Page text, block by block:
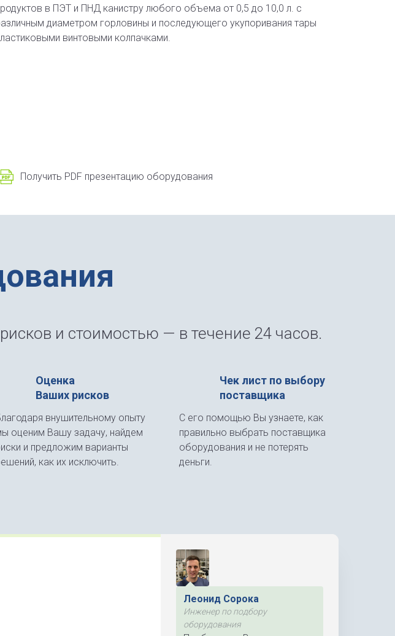
в ПЭТ и ПНД канистру любого объема от 0,5 до 10,0 л. с
диаметром горловины и последующего укупоривания тары
винтовыми колпачками.
Получить PDF презентацию оборудования
и стоимостью — в течение 24 часов.
Оценка
Ваших рисков
внушительному опыту
оценим Вашу задачу, найдем
и предложим варианты
как их исключить.
Чек лист по выбору
поставщика
С его помощью Вы узнаете, как
правильно выбрать поставщика
оборудования и не потерять
деньги.
Леонид Сорока
Инженер по подбору
оборудования